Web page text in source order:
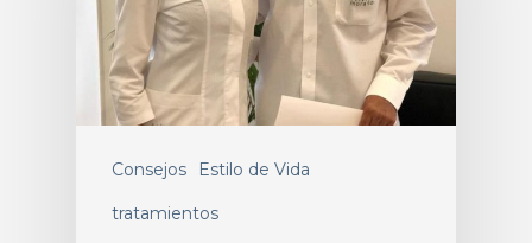
Consejos Estilo de Vida
tratamientos